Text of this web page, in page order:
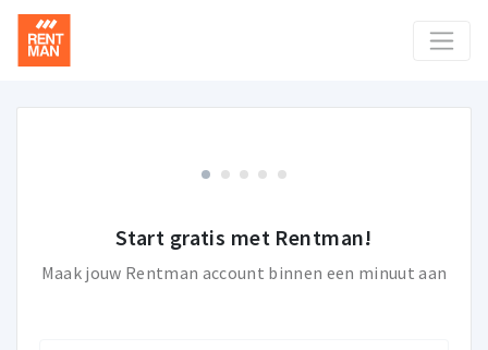
Start gratis met Rentman!
Maak jouw Rentman account binnen een minuut aan